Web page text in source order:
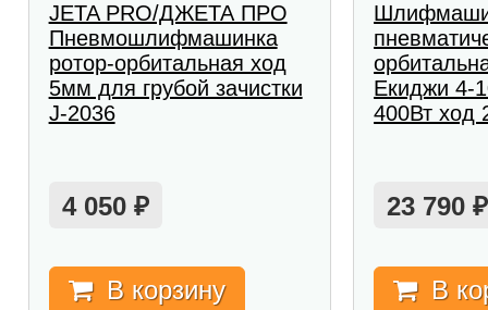
JETA PRO/ДЖЕТА ПРО
Пневмошлифмашинка
ротор-орбитальная ход
5мм для грубой зачистки
J-2036
4 050 ₽
В корзину
Екиджи 4-
400Вт ход
23 790₽
В